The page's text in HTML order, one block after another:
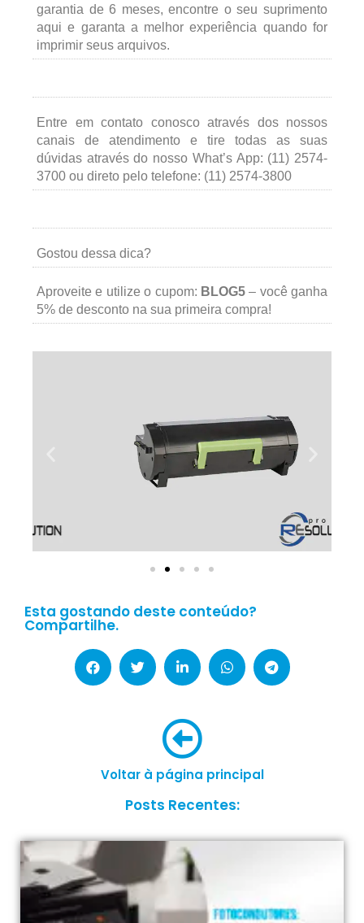
garantia de 6 meses, encontre o seu suprimento
aqui e garanta a melhor experiência quando for
imprimir seus arquivos.
Entre em contato conosco através dos nossos
canais de atendimento e tire todas as suas
dúvidas através do nosso What’s App: (11) 2574-
3700 ou direto pelo telefone: (11) 2574-3800
Gostou dessa dica?
Aproveite e utilize o cupom: BLOG5– você ganha
5% de desconto na sua primeira compra!
Esta gostando deste conteúdo?
Compartilhe.
Voltar à página principal
Posts Recentes: